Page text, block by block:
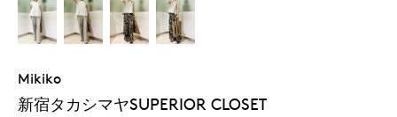
Mikiko
新宿タカシマヤSUPERIOR CLOSET